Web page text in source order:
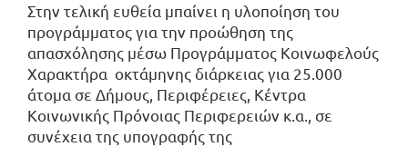
Στην τελική ευθεία μπαίνει η υλοποίηση του
προγράμματος για την προώθηση της
απασχόλησης μέσω Προγράμματος Κοινωφελούς
Χαρακτήρα οκτάμηνης διάρκειας για 25.000
άτομα σε Δήμους, Περιφέρειες, Κέντρα
Κοινωνικής Πρόνοιας Περιφερειών κ.α., σε
συνέχεια της υπογραφής της